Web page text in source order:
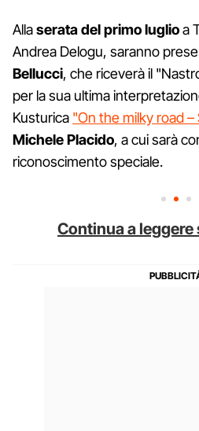
Allaserata del primo luglioa
Andrea Delogu, saranno
Bellucci, che riceverà il
per la sua ultima
Kusturica "On the milky road –
Michele Placido, a cui sarà
riconoscimento speciale.
Continua a leggere